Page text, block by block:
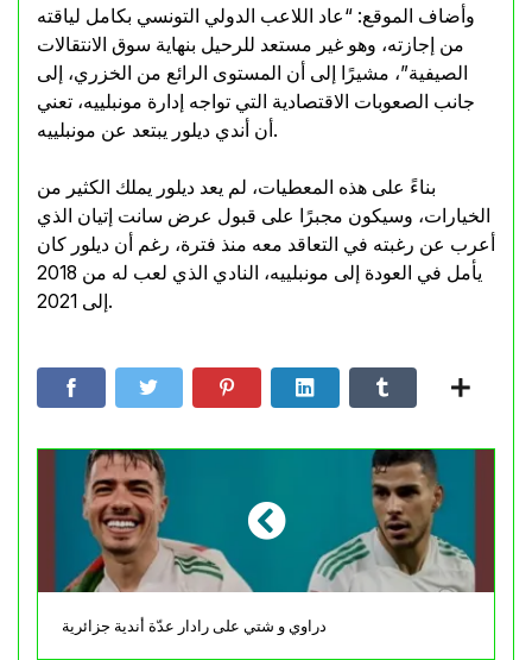
وأضاف الموقع: “عاد اللاعب الدولي التونسي بكامل لياقته
من إجازته، وهو غير مستعد للرحيل بنهاية سوق الانتقالات
الصيفية”، مشيرًا إلى أن المستوى الرائع من الخزري، إلى
جانب الصعوبات الاقتصادية التي تواجه إدارة مونبلييه، تعني
أن أندي ديلور يبتعد عن مونبلييه.
بناءً على هذه المعطيات، لم يعد ديلور يملك الكثير من
الخيارات، وسيكون مجبرًا على قبول عرض سانت إتيان الذي
أعرب عن رغبته في التعاقد معه منذ فترة، رغم أن ديلور كان
يأمل في العودة إلى مونبلييه، النادي الذي لعب له من 2018
إلى 2021.
دراوي و شتي على رادار عدّة أندية جزائرية